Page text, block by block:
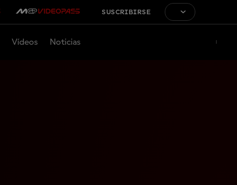
SUSCRIBIRSE
Vídeos Noticias